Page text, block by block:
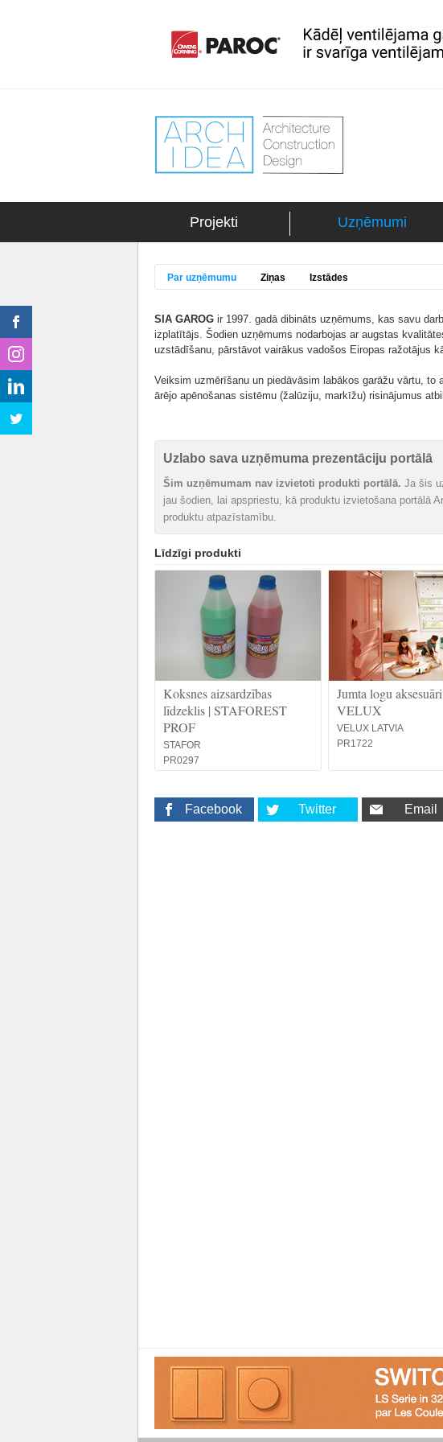
Projekti Uzņēmumi
Par uzņēmumu Ziņas Izstādes
SIA GAROG ir 1997. gadā dibināts uzņēmums, kas savu
izplatītājs. Šodien uzņēmums nodarbojas ar augstas
uzstādīšanu, pārstāvot vairākus vadošos Eiropas ražotājus
Veiksim uzmērīšanu un piedāvāsim labākos garāžu vārtu,
ārējo apēnošanas sistēmu (žalūziju, markīžu) risinājumus
Uzlabo sava uzņēmuma prezentāciju portālā
Šim uzņēmumam nav izvietoti produkti portālā. Ja šis
jau šodien, lai apspriestu, kā produktu izvietošana portālā
produktu atpazīstamību.
Līdzīgi produkti
Koksnes aizsardzības
līdzeklis | STAFOREST
PROF
STAFOR
PR0297
Jumta logu
VELUX
VELUX LATVIA
PR1722
Facebook Twitter Email